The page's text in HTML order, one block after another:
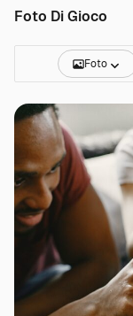
Foto Di Gioco
Foto